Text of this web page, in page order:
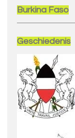
Burkina Faso
Geschiedenis